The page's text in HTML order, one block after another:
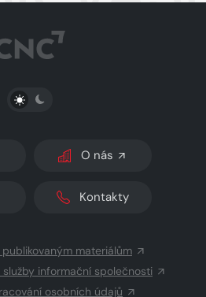
PŘEPNOUT SVĚTLÝ/TMAVÝ REŽIM
O nás
Kontakty
materiálům
služby informační společnosti
osobních údajů